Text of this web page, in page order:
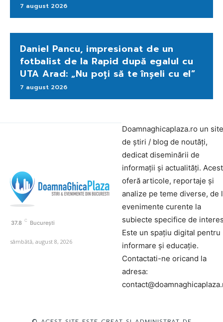
7 august 2026
Daniel Pancu, impresionat de un
fotbalist de la Rapid după egalul cu
UTA Arad: „Nu poți să te înșeli cu el”
7 august 2026
37.8 C București
sâmbătă, august 8, 2026
Doamnaghicaplaza.ro un site
de știri / blog de noutăți,
dedicat diseminării de
informații și actualități.
oferă articole, reportaje și
analize pe teme diverse, de
evenimente curente la
subiecte specifice de
Este un spațiu digital pentru
informare și educație.
Contactati-ne oricand la
adresa: